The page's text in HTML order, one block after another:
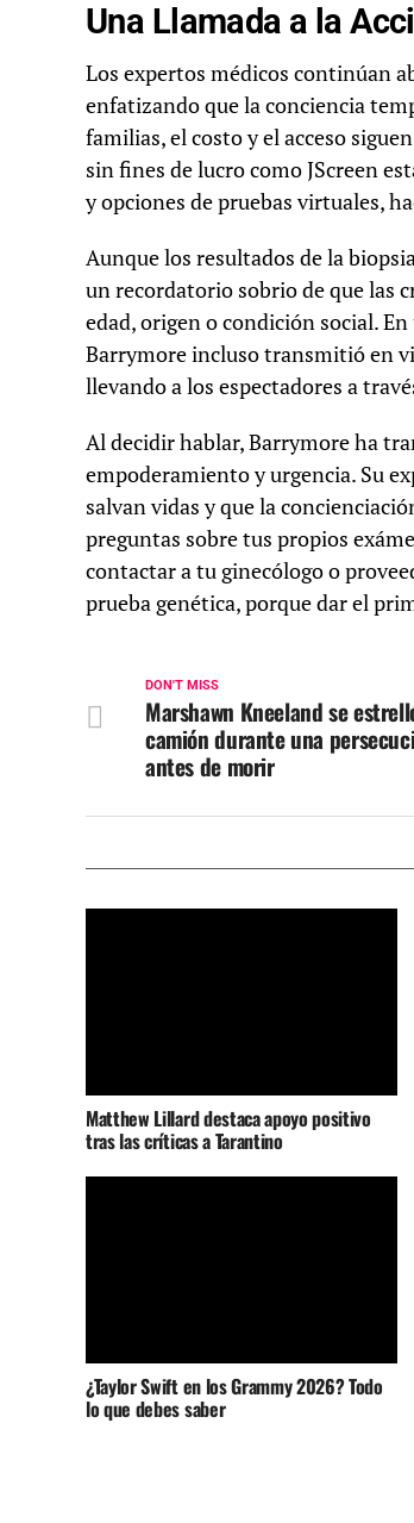
Una Llamada a la
Los expertos médicos continúan
enfatizando que la conciencia
familias, el costo y el acceso
sin fines de lucro como JScreen
y opciones de pruebas virtuales,
Aunque los resultados de la
un recordatorio sobrio de que las
edad, origen o condición social.
Barrymore incluso transmitió en
llevando a los espectadores a
Al decidir hablar, Barrymore ha
empoderamiento y urgencia. Su
salvan vidas y que la
preguntas sobre tus propios
contactar a tu ginecólogo o
prueba genética, porque dar el
DON'T MISS
Marshawn Kneeland se
camión durante una
antes de morir
Matthew Lillard destaca apoyo positivo
tras las críticas a Tarantino
¿Taylor Swift en los Grammy 2026? Todo
lo que debes saber